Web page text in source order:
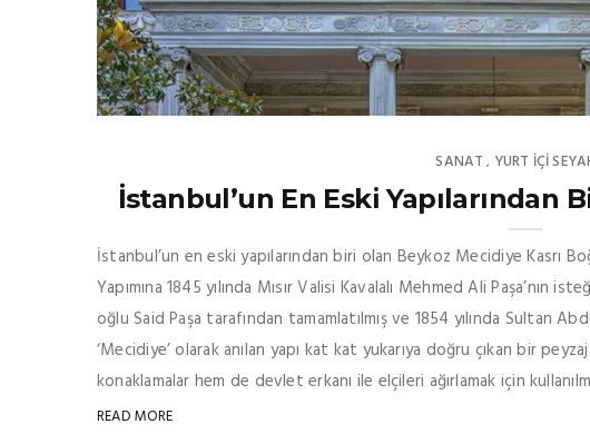
SANAT , YURT İÇİ
İstanbul’un En Eski Yapılarından
İstanbul’un en eski yapılarından biri olan Beykoz Mecidiye Kasrı
Yapımına 1845 yılında Mısır Valisi Kavalalı Mehmed Ali Paşa’nın
oğlu Said Paşa tarafından tamamlatılmış ve 1854 yılında Sultan
‘Mecidiye’ olarak anılan yapı kat kat yukarıya doğru çıkan bir
konaklamalar hem de devlet erkanı ile elçileri ağırlamak için
READ MORE